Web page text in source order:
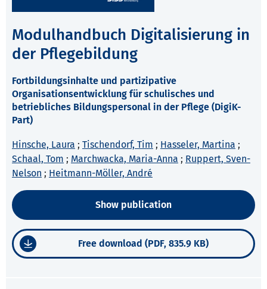
Modulhandbuch Digitalisierung in
der Pflegebildung
Fortbildungsinhalte und partizipative
Organisationsentwicklung für schulisches und
betriebliches Bildungspersonal in der Pflege (DigiK-
Part)
Hinsche, Laura ; Tischendorf, Tim ; Hasseler, Martina ;
Schaal, Tom ; Marchwacka, Maria-Anna ; Ruppert, Sven-
Nelson ; Heitmann-Möller, André
Show publication
Free download (PDF, 835.9 KB)